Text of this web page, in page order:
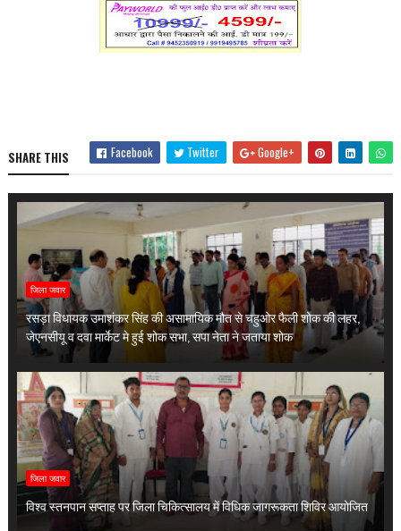
SHARE THIS Facebook Twitter Google+
जिला जवार
रसड़ा विधायक उमाशंकर सिंह की असामायिक मौत से चहुओर फैली शोक की लहर,
जेएनसीयू व दवा मार्केट मे हुई शोक सभा, सपा नेता ने जताया शोक
जिला जवार
विश्व स्तनपान सप्ताह पर जिला चिकित्सालय में विधिक जागरूकता शिविर आयोजित